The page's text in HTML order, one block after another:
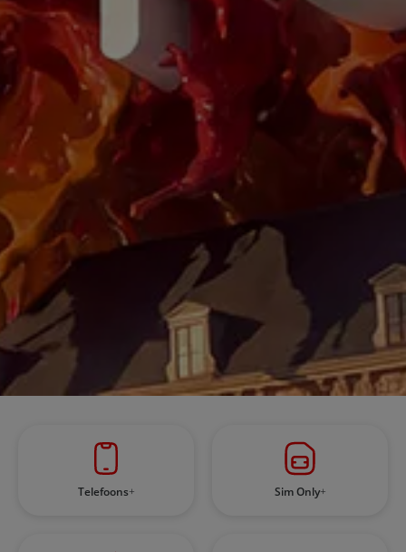
Telefoons Sim Only